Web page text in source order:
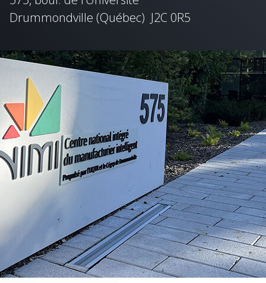
Drummondville (Québec) J2C 0R5